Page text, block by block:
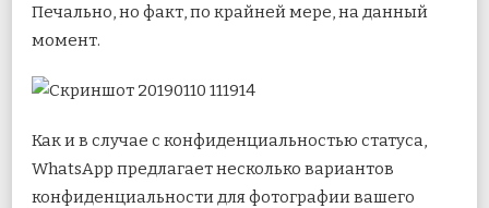
Печально, но факт, по крайней мере, на данный
момент.
Как и в случае с конфиденциальностью статуса,
WhatsApp предлагает несколько вариантов
конфиденциальности для фотографии вашего